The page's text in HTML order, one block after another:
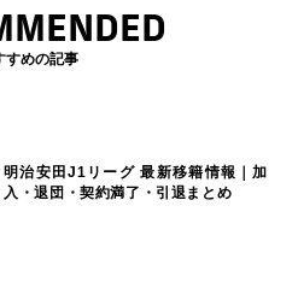
すめの記事
明治安田J1リーグ 最新移籍情報｜加
入・退団・契約満了・引退まとめ